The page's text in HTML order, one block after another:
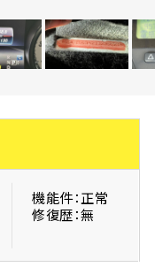
機能件：正常
修復歴：無